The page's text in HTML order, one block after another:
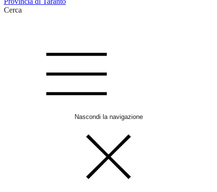
Cerca
Nascondi la navigazione